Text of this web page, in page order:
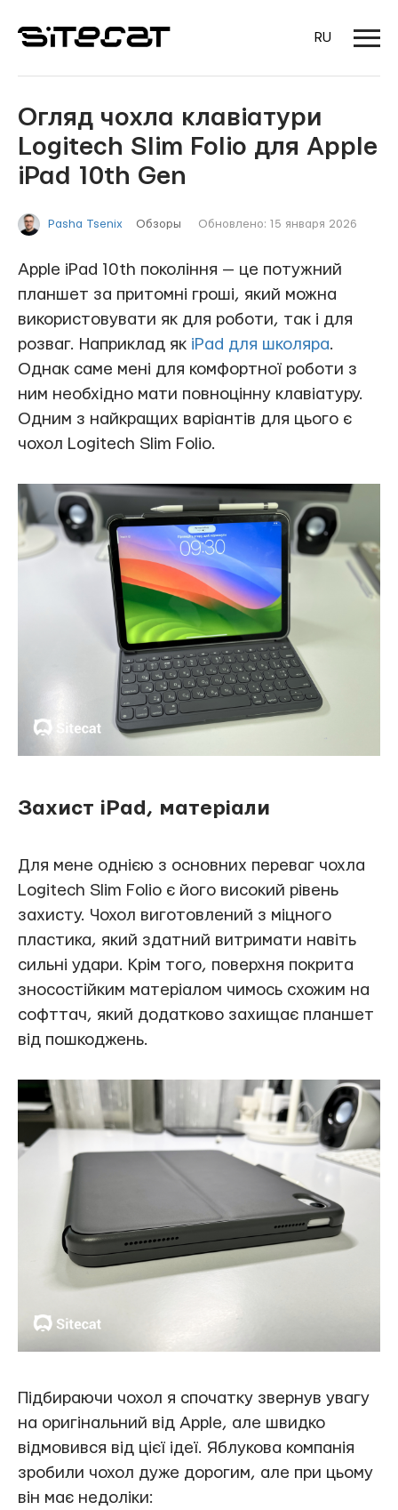
RU
Огляд чохла клавіатури
Logitech Slim Folio для Apple
iPad 10th Gen
Pasha Tsenix Обзоры Обновлено: 15 января 2026
Apple iPad 10th покоління — це потужний
планшет за притомні гроші, який можна
використовувати як для роботи, так і для
розваг. Наприклад як iPad для школяра.
Однак саме мені для комфортної роботи з
ним необхідно мати повноцінну клавіатуру.
Одним з найкращих варіантів для цього є
чохол Logitech Slim Folio.
Захист iPad, матеріали
Для мене однією з основних переваг чохла
Logitech Slim Folio є його високий рівень
захисту. Чохол виготовлений з міцного
пластика, який здатний витримати навіть
сильні удари. Крім того, поверхня покрита
зносостійким матеріалом чимось схожим на
софттач, який додатково захищає планшет
від пошкоджень.
Підбираючи чохол я спочатку звернув увагу
на оригінальний від Apple, але швидко
відмовився від цієї ідеї. Яблукова компанія
зробили чохол дуже дорогим, але при цьому
він має недоліки: